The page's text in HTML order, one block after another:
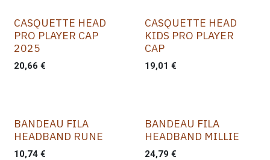
CASQUETTE HEAD
PRO PLAYER CAP
2025
20,66 €
CASQUETTE HEAD
KIDS PRO PLAYER
CAP
19,01 €
BANDEAU FILA
HEADBAND RUNE
10,74 €
BANDEAU FILA
HEADBAND MILLIE
24,79 €